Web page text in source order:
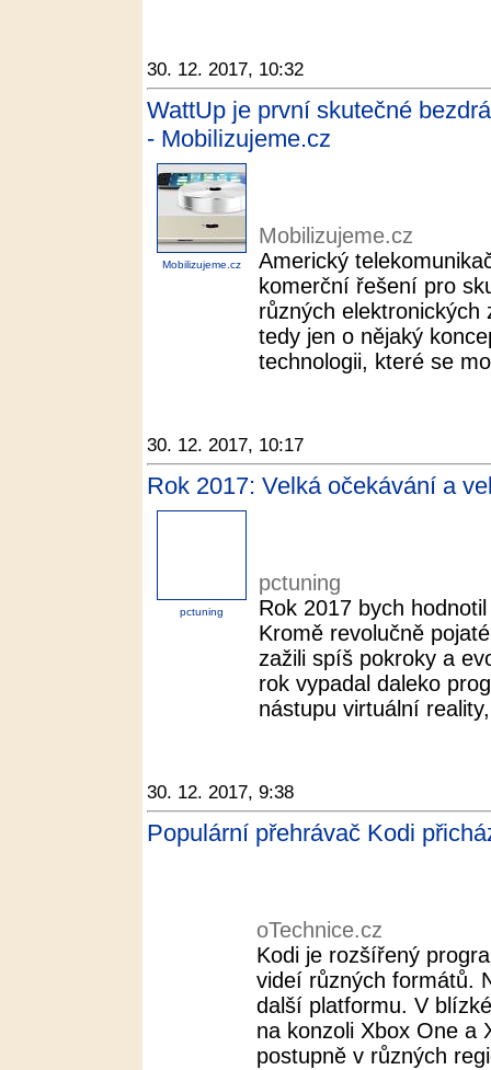
30. 12. 2017, 10:32
WattUp je první skutečné
- Mobilizujeme.cz
Mobilizujeme.cz
Mobilizujeme.cz
Americký
komerční řešení pro
různých
tedy jen o nějaký
technologii, které se
30. 12. 2017, 10:17
Rok 2017: Velká očekávání a
pctuning
pctuning
Rok 2017 bych
Kromě revolučně
zažili spíš pokroky a
rok vypadal daleko
nástupu virtuální
30. 12. 2017, 9:38
Populární přehrávač Kodi
oTechnice.cz
Kodi je rozšířený
videí různých formátů.
další platformu. V
na konzoli Xbox One a
postupně v různých